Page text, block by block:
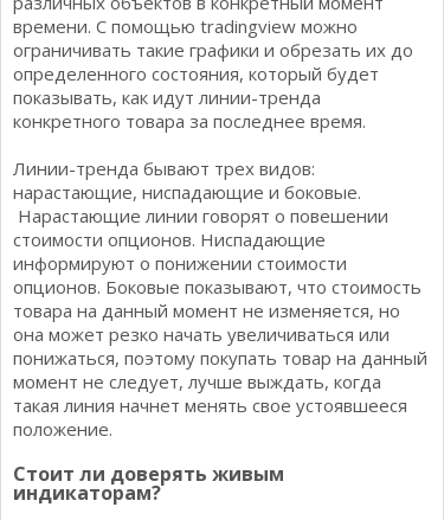
времени. С помощью tradingview можно
ограничивать такие графики и обрезать их до
определенного состояния, который будет
показывать, как идут линии-тренда
конкретного товара за последнее время.
Линии-тренда бывают трех видов:
нарастающие, ниспадающие и боковые.
Нарастающие линии говорят о повешении
стоимости опционов. Ниспадающие
информируют о понижении стоимости
опционов. Боковые показывают, что стоимость
товара на данный момент не изменяется, но
она может резко начать увеличиваться или
понижаться, поэтому покупать товар на данный
момент не следует, лучше выждать, когда
такая линия начнет менять свое устоявшееся
положение.
Стоит ли доверять живым
индикаторам?